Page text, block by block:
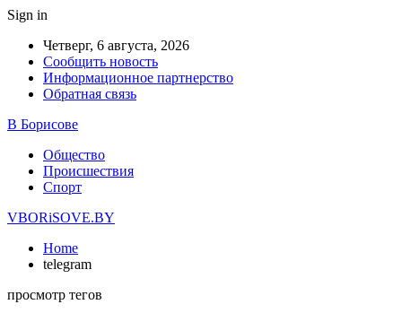
Sign in
Четверг, 6 августа, 2026
Сообщить новость
Информационное партнерство
Обратная связь
В Борисове
Общество
Происшествия
Спорт
VBORiSOVE.BY
Home
telegram
просмотр тегов